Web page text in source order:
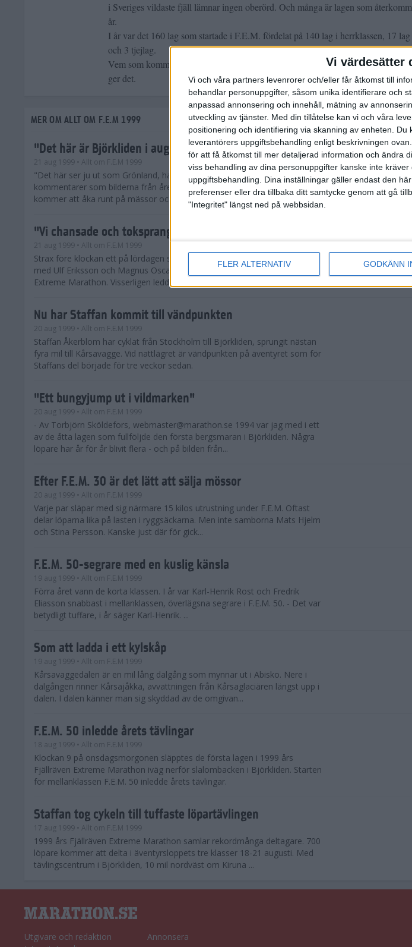
Vi värdesätter
Vi och våra partners levenrorer och/eller får åtkomst till
behandlar personuppgifter, såsom unika identifierare och
anpassad annonsering och innehåll, mätning av
utveckling av tjänster. Med din tillåtelse kan vi och våra
positionering och identifiering via skanning av enheten.
leverantörers uppgiftsbehandling enligt beskrivningen
för att få åtkomst till mer detaljerad information och ändra
viss behandling av dina personuppgifter kanske inte
uppgiftsbehandling. Dina inställningar gäller endast den
preferenser eller dra tillbaka ditt samtycke genom att gå
"Integritet" längst ned på webbsidan.
FLER ALTERNATIV GODKÄNN
i Sveriges vildaste fjäll lämnar ingen oberörd. Och många är lagen som
år.
I år var det 160 lag som startade i F.E.M. fördelat på 140 lag i herrklassen, 17
och 3 tjejlag.
Vem som kommer först är egentligen inte så viktigt, men en extra krydda till
ger det.
MER OM ALLT OM F.E.M 1999
"Det här är Björkliden i augusti"
21 aug 1999 • Allt om F.E.M 1999
"Det här ser ju ut som Grönland, har ni isbjörn också?" Tänk er alla
kommentarer som bilderna från årets F.E.M. kommer att få. Den som
kommer att åka runt på mässor och i andra sammanhang marknads...
"Vi chansade och toksprang för segern"
21 aug 1999 • Allt om F.E.M 1999
Strax före klockan ett på lördagen sprang första laget i mål. Team Kittelfjäll
med Ulf Eriksson och Magnus Oscarsson vann långa klassen i Fjällräven
Extreme Marathon. Visserligen ledde laget efter...
Nu har Staffan kommit till vändpunkten
20 aug 1999 • Allt om F.E.M 1999
Staffan Åkerblom har cyklat från Stockholm till Björkliden, sprungit nästan
fyra mil till Kårsavagge. Vid nattlägret är vändpunkten på äventyret som för
Staffans del började för tre veckor sedan.
"Ett bungyjump ut i vildmarken"
20 aug 1999 • Allt om F.E.M 1999
- Av Torbjörn Sköldefors, webmaster@marathon.se 1994 var jag med i ett
av de åtta lagen som fullföljde den första bergsmaran i Björkliden. Några
löpare har år för år blivit flera - och på bilden från...
Efter F.E.M. 30 är det lätt att sälja mössor
20 aug 1999 • Allt om F.E.M 1999
Varje par släpar med sig närmare 15 kilos utrustning under F.E.M. Oftast
delar löparna lika på lasten i ryggsäckarna. Men inte samborna Mats Hjelm
och Stina Persson. Kanske just där för gick...
F.E.M. 50-segrare med en kuslig känsla
19 aug 1999 • Allt om F.E.M 1999
Förra året vann de korta klassen. I år var Karl-Henrik Rost och Fredrik
Eliasson snabbast i mellanklassen, överlägsna segrare i F.E.M. 50. - Det var
betydligt tuffare, i år säger Karl-Henrik. ...
Som att ladda i ett kylskåp
19 aug 1999 • Allt om F.E.M 1999
Kårsavaggedalen är en mil lång dalgång som mynnar ut i Abisko. Nere i
dalgången rinner Kårsajåkka, avvattningen från Kårsaglaciären längst upp i
dalen. I dalen känner man sig skyddad av de omgivan...
F.E.M. 50 inledde årets tävlingar
18 aug 1999 • Allt om F.E.M 1999
Klockan 9 på onsdagsmorgonen släpptes de första lagen i 1999 års
Fjällräven Extreme Marathon iväg nerför slalombacken i Björkliden. Starten
för mellanklassen F.E.M. 50 inledde årets tävlingar.
Staffan tog cykeln till tuffaste löpartävlingen
17 aug 1999 • Allt om F.E.M 1999
1999 års Fjällräven Extreme Marathon samlar rekordmånga deltagare. 700
löpare kommer att delta i äventyrsloppets tre klasser 18-21 augusti. Med
tävlingscentrum i Björkliden, 10 mil nordväst om Kiruna ...
Utgivare och redaktion
Annonsera